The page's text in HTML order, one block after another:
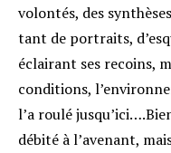
volontés, des
tant de portraits,
éclairant ses recoins,
conditions,
l’a roulé
débité à l’avenant,